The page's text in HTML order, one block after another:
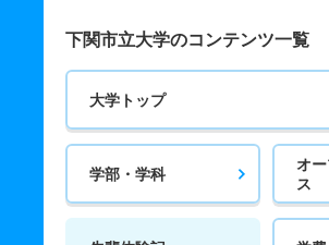
下関市立大学のコンテンツ一覧
大学トップ
学部・学科
オ
ス